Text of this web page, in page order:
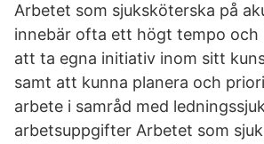
Arbetet som sjuksköterska på
innebär ofta ett högt tempo och
att ta egna initiativ inom sitt
samt att kunna planera och
arbete i samråd med
arbetsuppgifter Arbetet som